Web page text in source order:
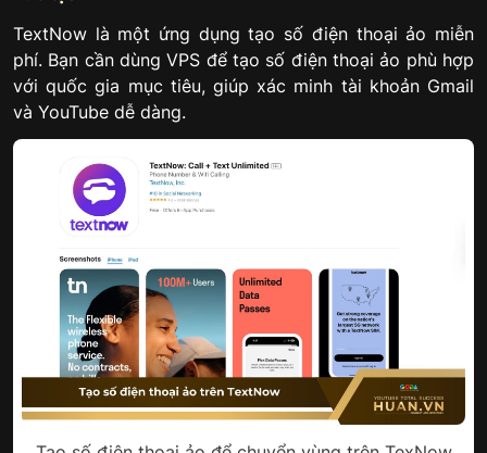
TextNow là một ứng dụng tạo số điện thoại ảo miễn
phí. Bạn cần dùng VPS để tạo số điện thoại ảo phù hợp
với quốc gia mục tiêu, giúp xác minh tài khoản Gmail
và YouTube dễ dàng.